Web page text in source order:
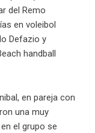
del Remo
en voleibol
Defazio y
handball
en pareja con
una muy
el grupo se